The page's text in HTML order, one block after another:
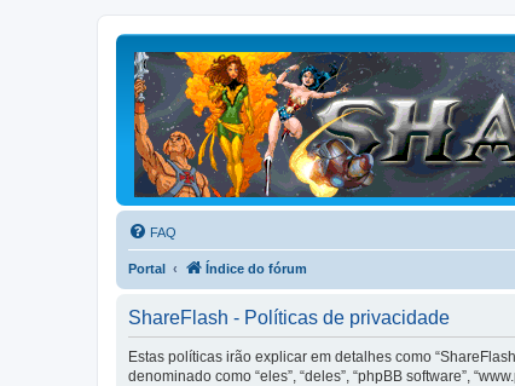
FAQ
Portal Índice do fórum
ShareFlash - Políticas de privacidade
Estas políticas irão explicar em detalhes como
denominado como “eles”, “deles”, “phpBB software”,